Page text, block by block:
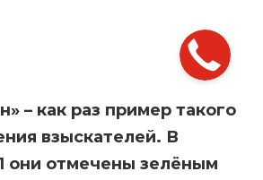
– как раз пример такого
взыскателей. В
они отмечены зелёным